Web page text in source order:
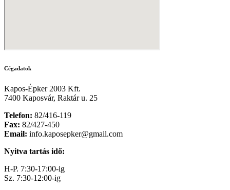
Cégadatok
Kapos-Épker 2003 Kft.
7400 Kaposvár, Raktár u. 25
Telefon: 82/416-119
Fax: 82/427-450
Email: info.kaposepker@gmail.com
Nyitva tartás idő:
H-P. 7:30-17:00-ig
Sz. 7:30-12:00-ig